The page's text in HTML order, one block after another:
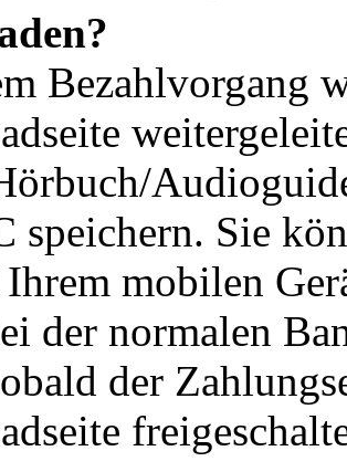
Bezahlvorgang
speichern. Sie
mobilen
der normalen
der